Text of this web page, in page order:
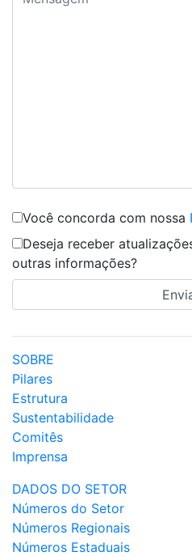
Você concorda com nossa
Deseja receber
outras informações?
SOBRE
Pilares
Estrutura
Sustentabilidade
Comitês
Imprensa
DADOS DO SETOR
Números do Setor
Números Regionais
Números Estaduais